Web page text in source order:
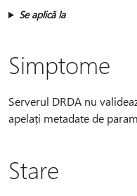
Se aplică la
Simptome
Serverul DRDA nu
apelați metadate de
Stare